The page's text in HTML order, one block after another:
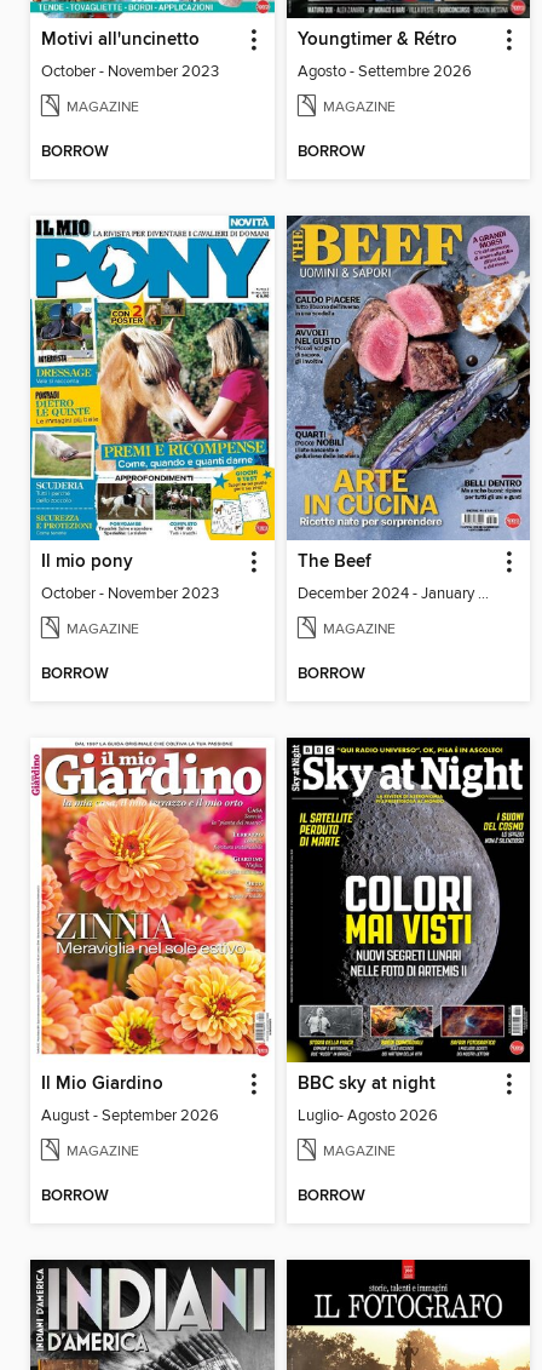
Motivi all'uncinetto
October - November 2023
MAGAZINE
BORROW
Youngtimer & Rétro
Agosto - Settembre 2026
MAGAZINE
BORROW
Il mio pony
October - November 2023
MAGAZINE
BORROW
The Beef
December 2024 - January 2025
MAGAZINE
BORROW
Il Mio Giardino
August - September 2026
MAGAZINE
BORROW
BBC sky at night
Luglio- Agosto 2026
MAGAZINE
BORROW